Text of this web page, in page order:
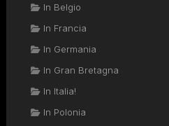
In Belgio
In Francia
In Germania
In Gran Bretagna
In Italia!
In Polonia